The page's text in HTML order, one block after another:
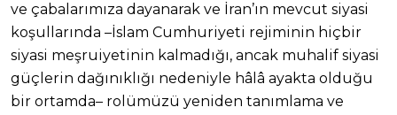
ve çabalarımıza dayanarak ve İran’ın mevcut siyasi
koşullarında –İslam Cumhuriyeti rejiminin hiçbir
siyasi meşruiyetinin kalmadığı, ancak muhalif siyasi
güçlerin dağınıklığı nedeniyle hâlâ ayakta olduğu
bir ortamda– rolümüzü yeniden tanımlama ve